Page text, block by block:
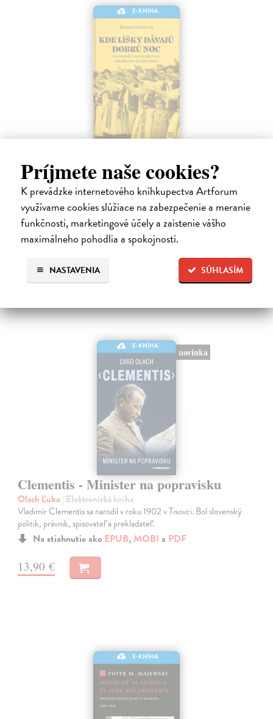
Príjmete naše cookies?
K prevádzke internetového kníhkupectva Artforum
využívame cookies slúžiace na zabezpečenie a meranie
funkčnosti, marketingové účely a zaistenie vášho
maximálneho pohodlia a spokojnosti.
SÚHLASÍM
NASTAVENIA
E-KNIHA
Kubátová Hana
| Elektronická kniha
V prvých rokoch svojej existencie sa slovenský štát vo svete
poznačenom vojnovým pustošením javil ako oáza mieru a hojnosti.
Budovanie chodníkov a kanalizácie, stavebný ruch, veselé sprievody a
plné tribúny…
Na stiahnutie akoEPUB ,MOBIaPDF
E-KNIHA
novinka
Clementis - Minister na popravisku
Olach Ľubo| Elektronická kniha
Vladimír Clementis sa narodil v roku 1902 v Tisovci. Bol slovenský
politik, právnik, spisovateľ a prekladateľ.
Na stiahnutie ako EPUB, MOBI a PDF
13,90 €
E-KNIHA